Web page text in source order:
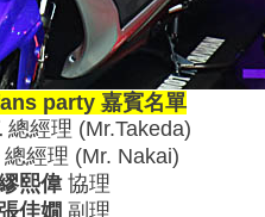
party 嘉賓名單
總經理 (Mr.Takeda)
總經理 (Mr. Nakai)
熙偉協理
佳嫺 副理